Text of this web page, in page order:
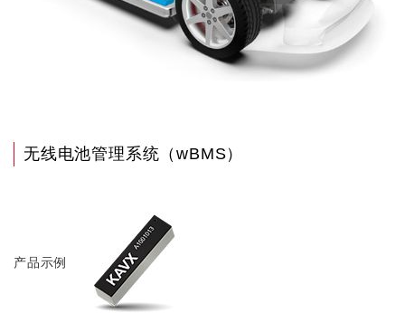
无线电池管理系统（wBMS）
产品示例